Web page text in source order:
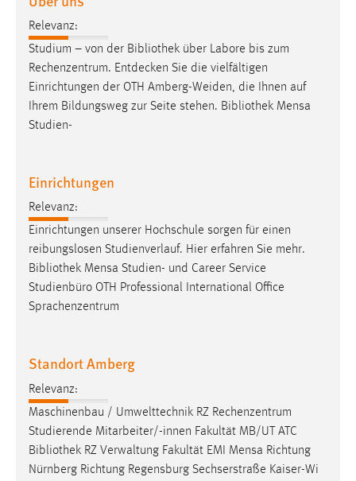
Relevanz:
Studium – von der Bibliothek über Labore bis zum
Rechenzentrum. Entdecken Sie die vielfältigen
Einrichtungen der OTH Amberg-Weiden, die Ihnen auf
Ihrem Bildungsweg zur Seite stehen. Bibliothek Mensa
Studien-
Einrichtungen
Relevanz:
Einrichtungen unserer Hochschule sorgen für einen
reibungslosen Studienverlauf. Hier erfahren Sie mehr.
Bibliothek Mensa Studien- und Career Service
Studienbüro OTH Professional International Office
Sprachenzentrum
Standort Amberg
Relevanz:
Maschinenbau / Umwelttechnik RZ Rechenzentrum
Studierende Mitarbeiter/-innen Fakultät MB/UT ATC
Bibliothek RZ Verwaltung Fakultät EMI Mensa Richtung
Nürnberg Richtung Regensburg Sechserstraße Kaiser-Wi
Jahre, MIBEW_UserID = 1 Jahr
Login
Name:
fe_user, be_user, be_lastLoginProvider
Zweck:
Cookie Laufzeit:
24 Stunden
STATISTIK
Statistik Cookies erfassen Informationen anonym.
Name:
_pk_ref, _pk_cvar, _pk_id, _pk_ses
Zweck:
Zugriffsstatistik